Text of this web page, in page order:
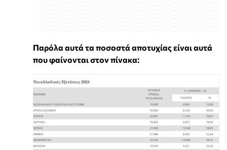
Παρόλα αυτά τα ποσοστά αποτυχίας είναι αυτά
που φαίνονται στον πίνακα: